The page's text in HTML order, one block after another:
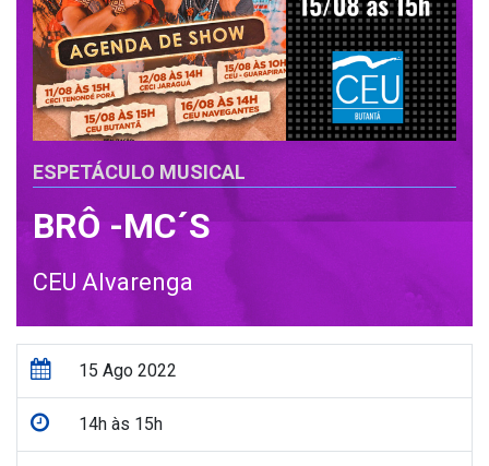
ESPETÁCULO MUSICAL
BRÔ -MC´S
CEU Alvarenga
15 Ago 2022
14h às 15h